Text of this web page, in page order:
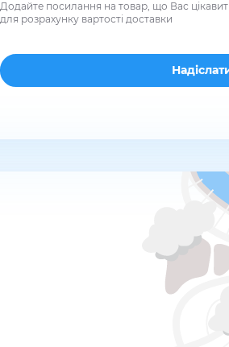
Додайте посилання на товар, що Вас
для розрахунку вартості доставки